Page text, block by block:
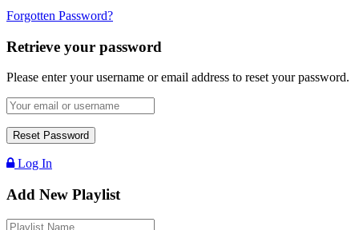
Forgotten Password?
Retrieve your password
Please enter your username or email address to reset your password.
Log In
Add New Playlist